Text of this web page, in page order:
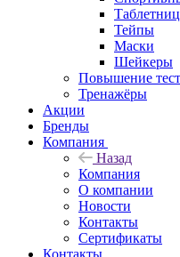
Тейпы
Маски
Шейкеры
Повышение
Тренажёры
Акции
Бренды
Компания
Назад
Компания
О компании
Новости
Контакты
Сертификаты
Контакты